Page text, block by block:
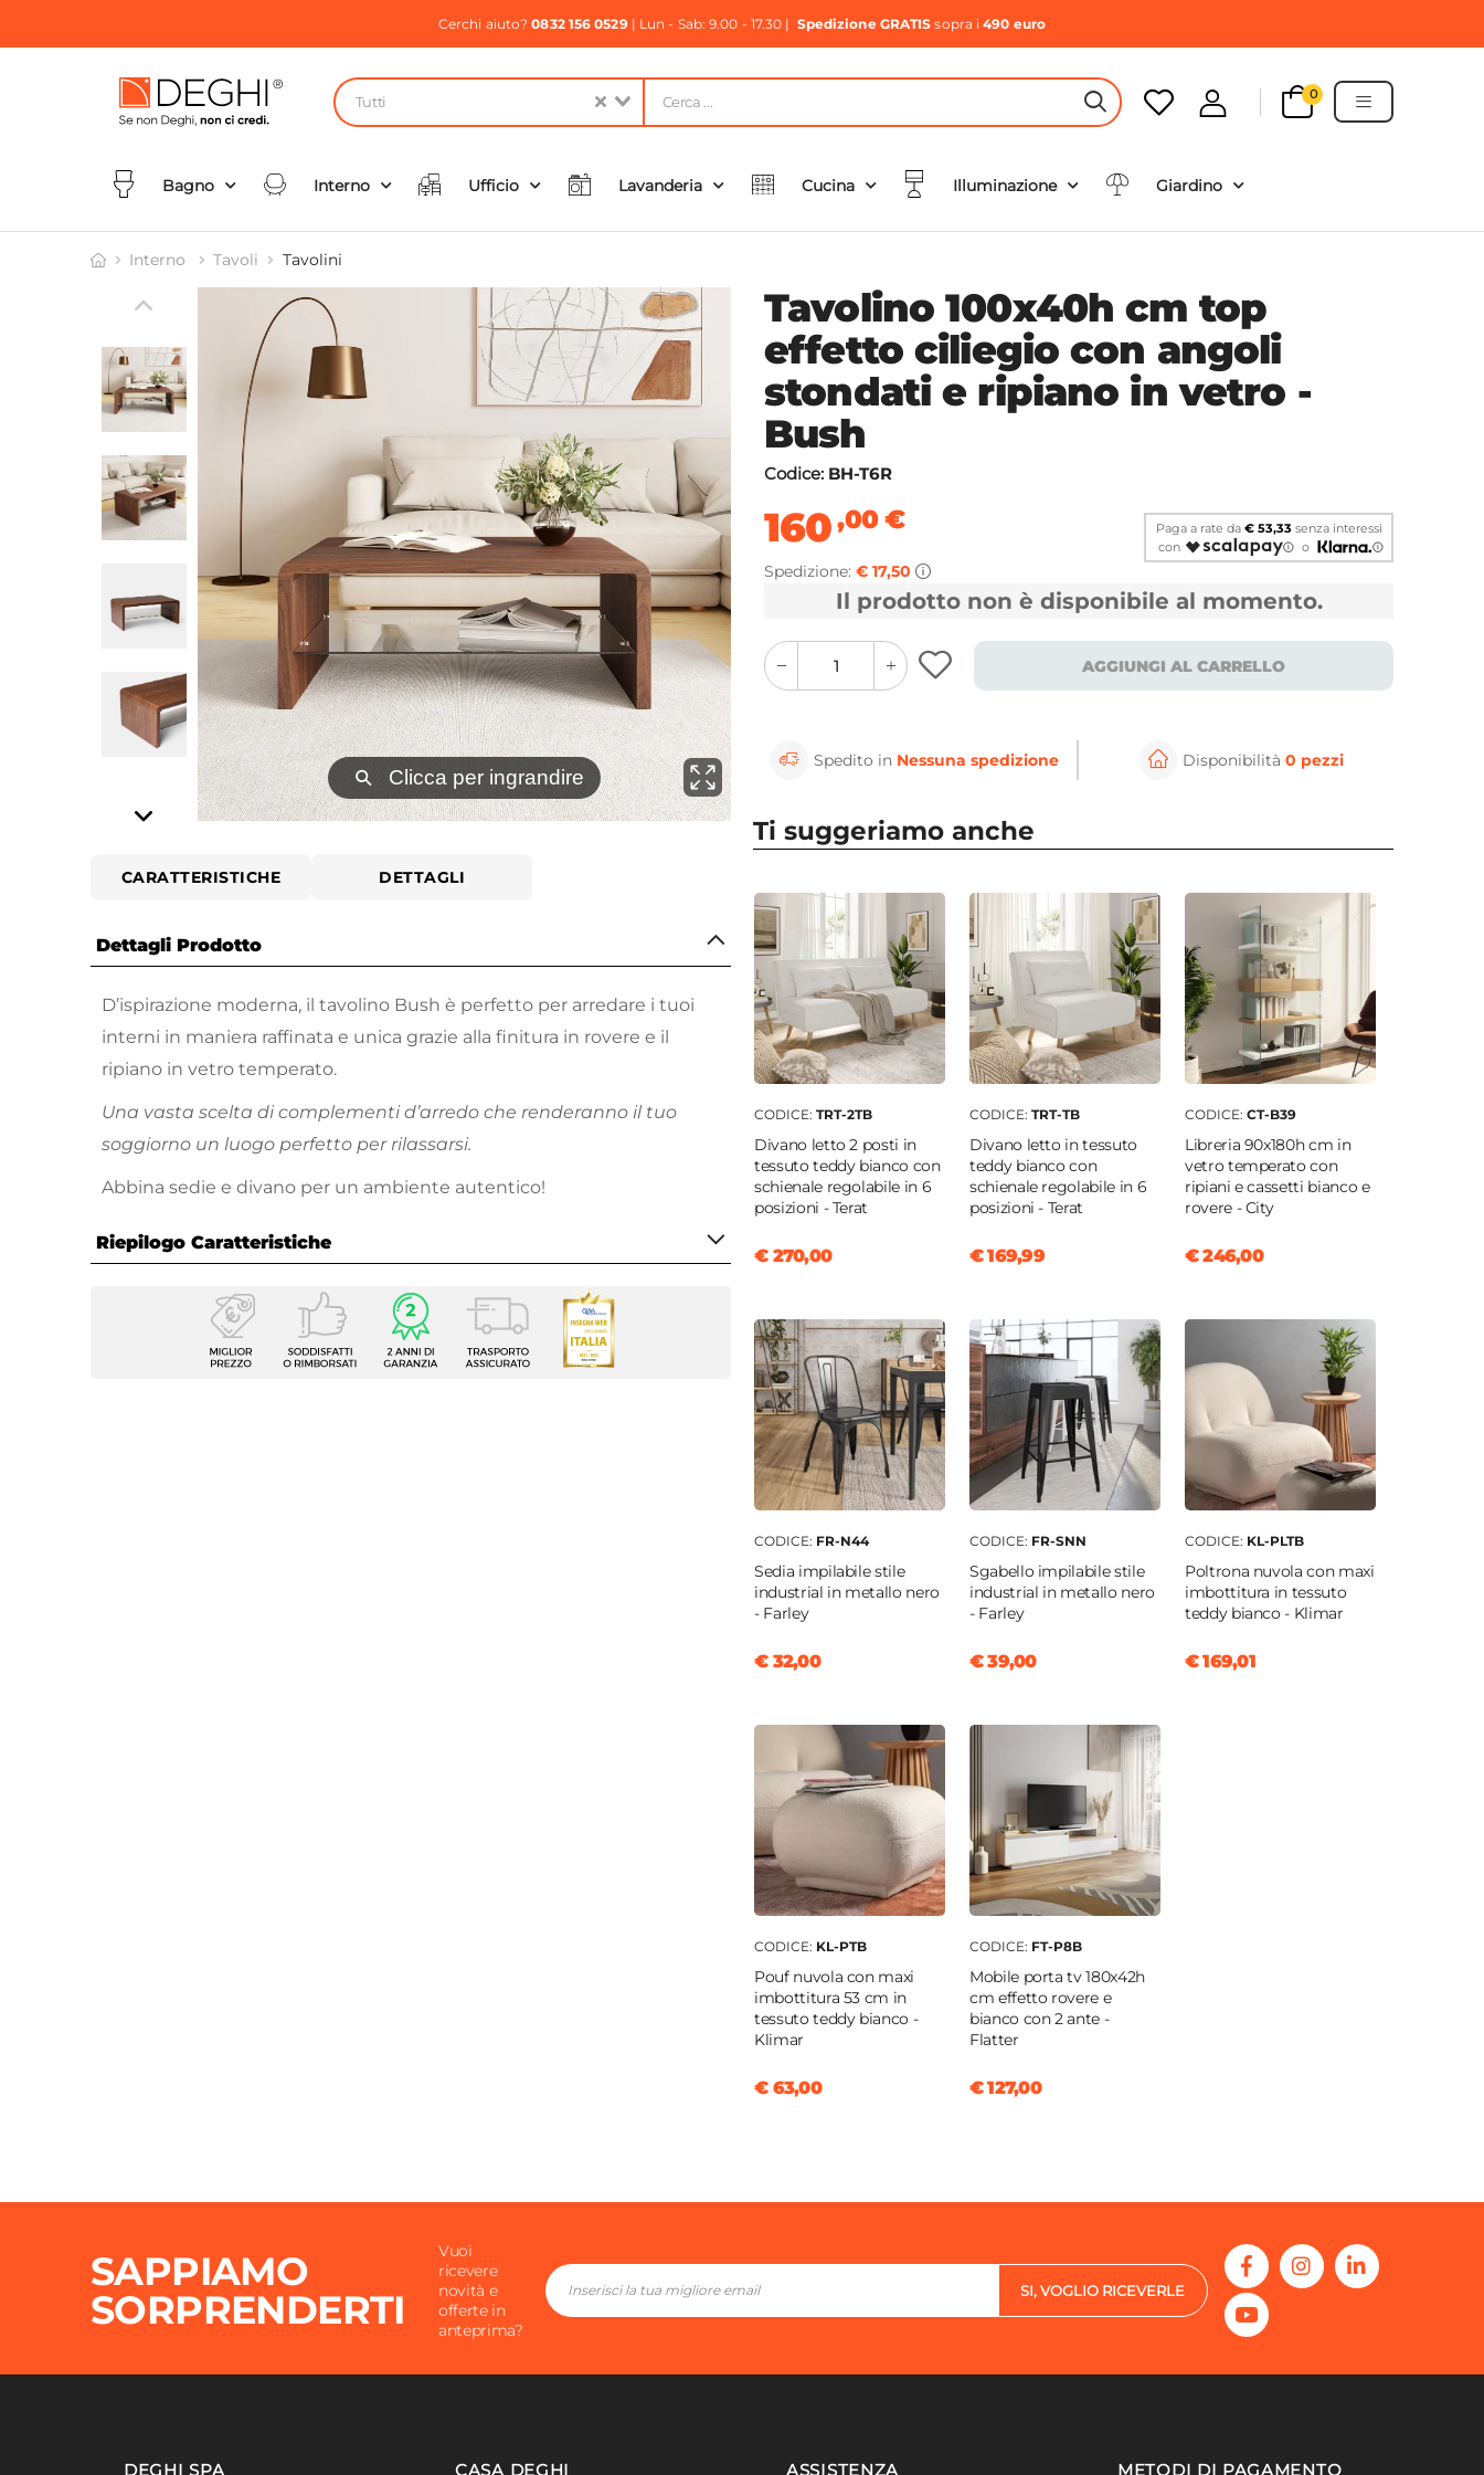
Cerchi aiuto?0832 156 0529| Lun - Sab: 9.00 - 17.30 | Spedizione GRATIS sopra i490 euro
Tutti HEADER SEARCH BUTTON
0
Bagno Interno Ufficio Lavanderia Cucina Illuminazione Giardino
Interno Tavoli Tavolini
⚲ Clicca per ingrandire Clicca per ingrandire
CARATTERISTICHE DETTAGLI
Dettagli Prodotto
D’ispirazione moderna, il tavolino Bush è perfetto per arredare i tuoi
interni in maniera raffinata e unica grazie alla finitura in rovere e il
ripiano in vetro temperato.
Una vasta scelta di complementi d’arredo che renderanno il tuo
soggiorno un luogo perfetto per rilassarsi.
Abbina sedie e divano per un ambiente autentico!
Riepilogo Caratteristiche
Caratteristiche
Tavolino
Bush
Tavolino 100x40h cm top
effetto ciliegio con angoli
stondati e ripiano in vetro -
Bush
Codice: BH-T6R
160,00€
Spedizione: € 17,50
Paga a rate da € 53,33 senza interessi
con
o
Il prodotto non è disponibile al momento.
quantity
button
quantity
minus
button
AGGIUNGI AL CARRELLO
Spedito in Nessuna spedizione Disponibilità 0 pezzi
Ti suggeriamo anche
CODICE: TRT-2TB
Divano letto 2 posti in
tessuto teddy bianco con
schienale regolabile in 6
posizioni - Terat
€ 270,00
CODICE: TRT-TB
Divano letto in tessuto
teddy bianco con
schienale regolabile in 6
posizioni - Terat
€ 169,99
CODICE: CT-B39
Libreria 90x180h cm in
vetro temperato con
ripiani e cassetti bianco e
rovere - City
€ 246,00
CODICE: FR-N44
Sedia impilabile stile
industrial in metallo nero
- Farley
€ 32,00
CODICE: FR-SNN
Sgabello impilabile stile
industrial in metallo nero
- Farley
€ 39,00
CODICE: KL-PLTB
Poltrona nuvola con maxi
imbottitura in tessuto
teddy bianco - Klimar
€ 169,01
CODICE: KL-PTB
Pouf nuvola con maxi
imbottitura 53 cm in
tessuto teddy bianco -
Klimar
€ 63,00
CODICE: FT-P8B
Mobile porta tv 180x42h
cm effetto rovere e
bianco con 2 ante -
Flatter
€ 127,00
SAPPIAMO
SORPRENDERTI
Vuoi
ricevere
novità e
offerte in
anteprima?
SI, VOGLIO RICEVERLE
DEGHI SPA CASA DEGHI ASSISTENZA METODI DI PAGAMENTO